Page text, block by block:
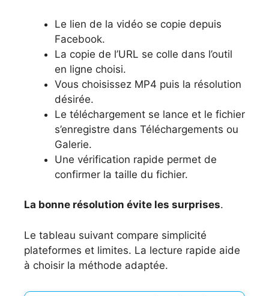
Le lien de la vidéo se copie depuis
Facebook.
La copie de l’URL se colle dans l’outil
en ligne choisi.
Vous choisissez MP4 puis la résolution
désirée.
Le téléchargement se lance et le fichier
s’enregistre dans Téléchargements ou
Galerie.
Une vérification rapide permet de
confirmer la taille du fichier.
La bonne résolution évite les surprises.
Le tableau suivant compare simplicité
plateformes et limites. La lecture rapide aide
à choisir la méthode adaptée.